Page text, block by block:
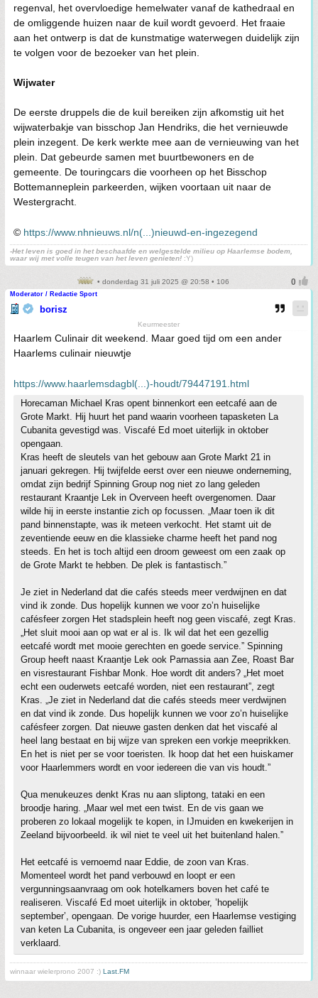
regenval, het overvloedige hemelwater vanaf de kathedraal en
de omliggende huizen naar de kuil wordt gevoerd. Het fraaie
aan het ontwerp is dat de kunstmatige waterwegen duidelijk zijn
te volgen voor de bezoeker van het plein.
Wijwater
De eerste druppels die de kuil bereiken zijn afkomstig uit het
wijwaterbakje van bisschop Jan Hendriks, die het vernieuwde
plein inzegent. De kerk werkte mee aan de vernieuwing van het
plein. Dat gebeurde samen met buurtbewoners en de
gemeente. De touringcars die voorheen op het Bisschop
Bottemanneplein parkeerden, wijken voortaan uit naar de
Westergracht.
© https://www.nhnieuws.nl/n(...)nieuwd-en-ingezegend
-Het leven is goed in het beschaafde en welgestelde milieu op Haarlemse bodem,
waar wij met volle teugen van het leven genieten! :Y)
• donderdag 31 juli 2025 @ 20:58 • 106
Moderator / Redactie Sport
borisz
Keurmeester
Haarlem Culinair dit weekend. Maar goed tijd om een ander
Haarlems culinair nieuwtje
https://www.haarlemsdagbl(...)-houdt/79447191.html
Horecaman Michael Kras opent binnenkort een eetcafé aan de
Grote Markt. Hij huurt het pand waarin voorheen tapasketen La
Cubanita gevestigd was. Viscafé Ed moet uiterlijk in oktober
opengaan.
Kras heeft de sleutels van het gebouw aan Grote Markt 21 in
januari gekregen. Hij twijfelde eerst over een nieuwe onderneming,
omdat zijn bedrijf Spinning Group nog niet zo lang geleden
restaurant Kraantje Lek in Overveen heeft overgenomen. Daar
wilde hij in eerste instantie zich op focussen. „Maar toen ik dit
pand binnenstapte, was ik meteen verkocht. Het stamt uit de
zeventiende eeuw en die klassieke charme heeft het pand nog
steeds. En het is toch altijd een droom geweest om een zaak op
de Grote Markt te hebben. De plek is fantastisch.”
Je ziet in Nederland dat die cafés steeds meer verdwijnen en dat
vind ik zonde. Dus hopelijk kunnen we voor zo’n huiselijke
cafésfeer zorgen Het stadsplein heeft nog geen viscafé, zegt Kras.
„Het sluit mooi aan op wat er al is. Ik wil dat het een gezellig
eetcafé wordt met mooie gerechten en goede service.” Spinning
Group heeft naast Kraantje Lek ook Parnassia aan Zee, Roast Bar
en visrestaurant Fishbar Monk. Hoe wordt dit anders? „Het moet
echt een ouderwets eetcafé worden, niet een restaurant”, zegt
Kras. „Je ziet in Nederland dat die cafés steeds meer verdwijnen
en dat vind ik zonde. Dus hopelijk kunnen we voor zo’n huiselijke
cafésfeer zorgen. Dat nieuwe gasten denken dat het viscafé al
heel lang bestaat en bij wijze van spreken een vorkje meeprikken.
En het is niet per se voor toeristen. Ik hoop dat het een huiskamer
voor Haarlemmers wordt en voor iedereen die van vis houdt.”
Qua menukeuzes denkt Kras nu aan sliptong, tataki en een
broodje haring. „Maar wel met een twist. En de vis gaan we
proberen zo lokaal mogelijk te kopen, in IJmuiden en kwekerijen in
Zeeland bijvoorbeeld. ik wil niet te veel uit het buitenland halen.”
Het eetcafé is vernoemd naar Eddie, de zoon van Kras.
Momenteel wordt het pand verbouwd en loopt er een
vergunningsaanvraag om ook hotelkamers boven het café te
realiseren. Viscafé Ed moet uiterlijk in oktober, ’hopelijk
september’, opengaan. De vorige huurder, een Haarlemse vestiging
van keten La Cubanita, is ongeveer een jaar geleden failliet
verklaard.
winnaar wielerprono 2007 :) Last.FM